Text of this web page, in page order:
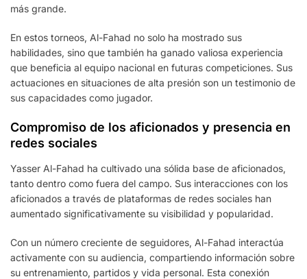
más grande.
En estos torneos, Al-Fahad no solo ha mostrado sus
habilidades, sino que también ha ganado valiosa experiencia
que beneficia al equipo nacional en futuras competiciones. Sus
actuaciones en situaciones de alta presión son un testimonio de
sus capacidades como jugador.
Compromiso de los aficionados y presencia en
redes sociales
Yasser Al-Fahad ha cultivado una sólida base de aficionados,
tanto dentro como fuera del campo. Sus interacciones con los
aficionados a través de plataformas de redes sociales han
aumentado significativamente su visibilidad y popularidad.
Con un número creciente de seguidores, Al-Fahad interactúa
activamente con su audiencia, compartiendo información sobre
su entrenamiento, partidos y vida personal. Esta conexión